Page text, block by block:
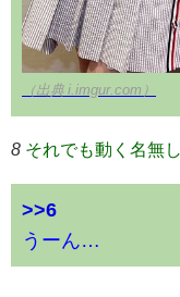
（出典 i.imgur.com）
8 それでも動く名無し
>>6
うーん…